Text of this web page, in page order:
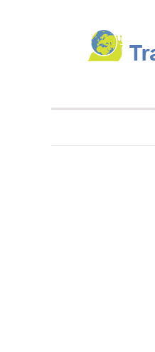
Traveliving